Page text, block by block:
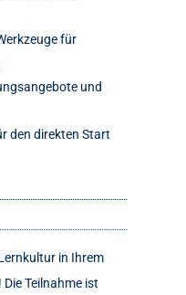
für
und
den direkten Start
in Ihrem
Teilnahme ist